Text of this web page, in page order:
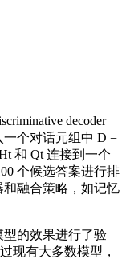
decoder
个对话元组中 D =
和 Qt 连接到一个
个候选答案进行排
融合策略，如记忆
的效果进行了验
现有大多数模型，